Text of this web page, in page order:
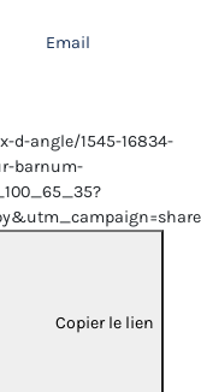
Email
d-angle/1545-16834-
barnum-
Copier le lien